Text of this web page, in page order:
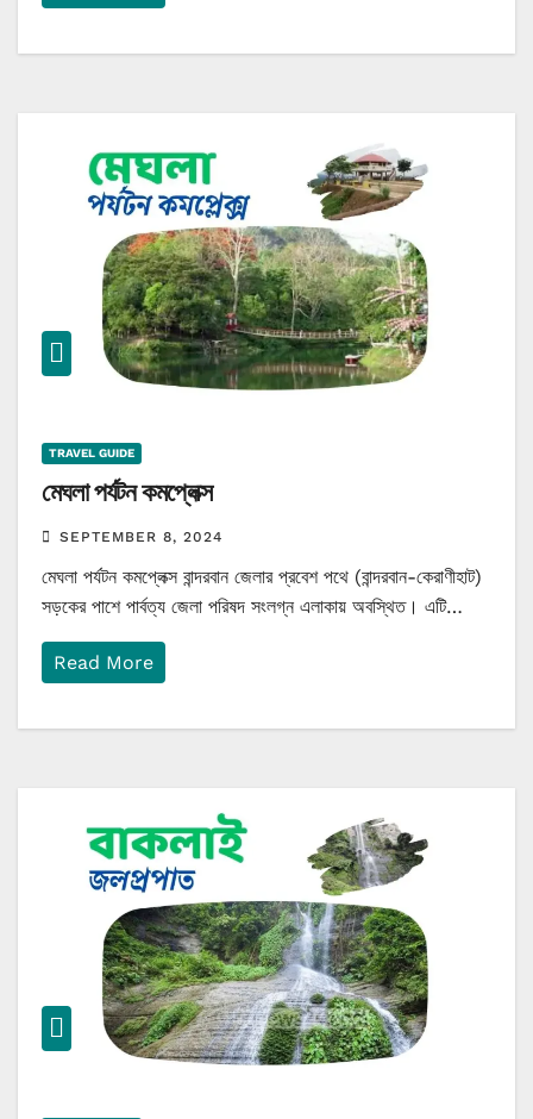
TRAVEL GUIDE
মেঘলা পর্যটন কমপ্লেক্স
SEPTEMBER 8, 2024
মেঘলা পর্যটন কমপ্লেক্স বান্দরবান জেলার প্রবেশ পথে (বান্দরবান-কেরাণীহাট)
সড়কের পাশে পার্বত্য জেলা পরিষদ সংলগ্ন এলাকায় অবস্থিত। এটি…
Read More